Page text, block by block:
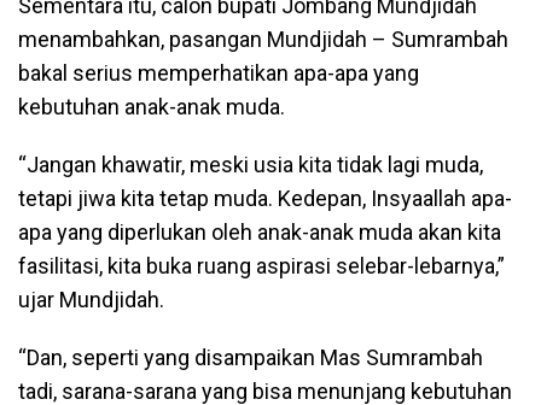
Sementara itu, calon bupati Jombang Mundjidah
menambahkan, pasangan Mundjidah – Sumrambah
bakal serius memperhatikan apa-apa yang
kebutuhan anak-anak muda.
“Jangan khawatir, meski usia kita tidak lagi muda,
tetapi jiwa kita tetap muda. Kedepan, Insyaallah apa-
apa yang diperlukan oleh anak-anak muda akan kita
fasilitasi, kita buka ruang aspirasi selebar-lebarnya,”
ujar Mundjidah.
“Dan, seperti yang disampaikan Mas Sumrambah
tadi, sarana-sarana yang bisa menunjang kebutuhan